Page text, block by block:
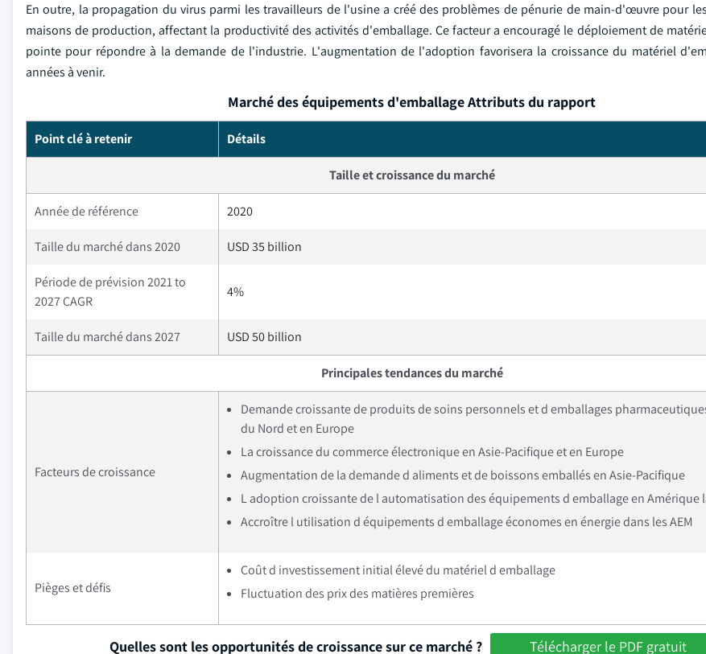
En outre, la propagation du virus parmi les travailleurs de l'usine a créé des problèmes de pénurie de main-d'œuvre pour
maisons de production, affectant la productivité des activités d'emballage. Ce facteur a encouragé le déploiement de
pointe pour répondre à la demande de l'industrie. L'augmentation de l'adoption favorisera la croissance du matériel
années à venir.
Marché des équipements d'emballage Attributs du rapport
Point clé à retenir Détails
Taille et croissance du marché
Année de référence 2020
Taille du marché dans 2020 USD 35 billion
Période de prévision 2021 to
2027 CAGR
4%
Taille du marché dans 2027 USD 50 billion
Principales tendances du marché
Facteurs de croissance
Demande croissante de produits de soins personnels et d emballages
du Nord et en Europe
La croissance du commerce électronique en Asie-Pacifique et en Europe
Augmentation de la demande d aliments et de boissons emballés en Asie-Pacifique
L adoption croissante de l automatisation des équipements d emballage en Amérique
Accroître l utilisation d équipements d emballage économes en énergie dans les AEM
Pièges et défis
Coût d investissement initial élevé du matériel d emballage
Fluctuation des prix des matières premières
Quelles sont les opportunités de croissance sur ce marché ?
Télécharger le PDF gratuit